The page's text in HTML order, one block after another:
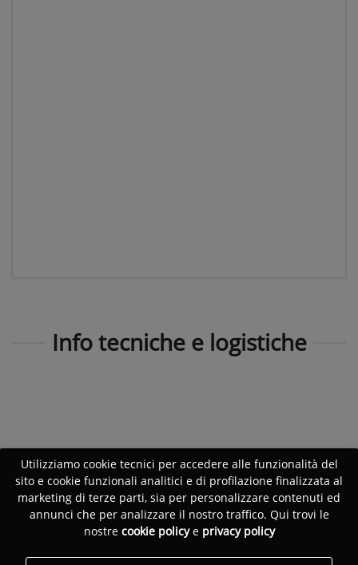
Info tecniche e logistiche
Utilizziamo cookie tecnici per accedere alle funzionalità del
sito e cookie funzionali analitici e di profilazione finalizzata al
marketing di terze parti, sia per personalizzare contenuti ed
annunci che per analizzare il nostro traffico. Qui trovi le
nostre cookie policye privacy policy